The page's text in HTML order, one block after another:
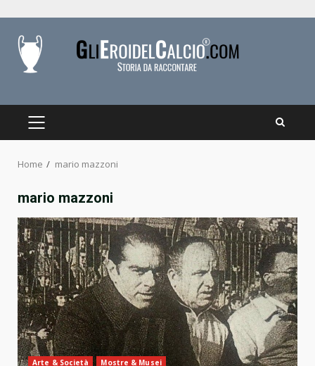
content
PRIMARY
Home mario mazzoni
mario mazzoni
Arte & Società Mostre & Musei